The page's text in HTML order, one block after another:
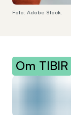
Foto: Adobe Stock.
Om TIBIR